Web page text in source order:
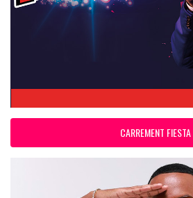
CARREMENT FIESTA